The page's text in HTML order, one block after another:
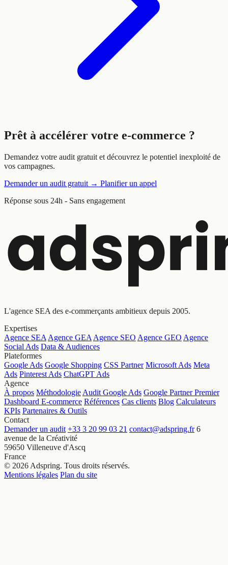
Prêt à accélérer votre e-commerce ?
Demandez votre audit gratuit et découvrez le potentiel inexploité de
vos campagnes.
Demander un audit gratuit → Planifier un appel
Réponse sous 24h - Sans engagement
L'agence SEA des e-commerçants ambitieux depuis 2005.
Expertises
Agence SEA Agence GEA Agence SEO Agence GEO Agence
Social Ads Data & Audiences
Plateformes
Google Ads Google Shopping CSS Partner Microsoft Ads Meta
Ads Pinterest Ads ChatGPT Ads
Agence
À propos Méthodologie Audit Google Ads Google Partner Premier
Dashboard E-commerce Références Cas clients Blog Calculateurs
KPIs Partenaires & Outils
Contact
Demander un audit +33 3 20 99 03 21 contact@adspring.fr 6
avenue de la Créativité
59650 Villeneuve d'Ascq
France
© 2026 Adspring. Tous droits réservés.
Mentions légales Plan du site